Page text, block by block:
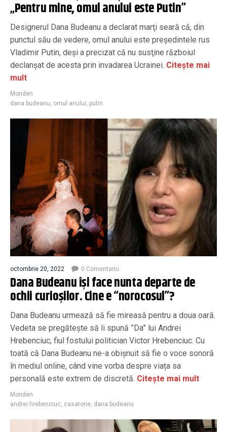
„Pentru mine, omul anului este Putin”
Designerul Dana Budeanu a declarat marţi seară că, din
punctul său de vedere, omul anului este preşedintele rus
Vladimir Putin, deşi a precizat că nu susţine războiul
declanşat de acesta prin invadarea Ucrainei. Citește mai
mult
Monden
dana budeanu, omul anului, putin
octombrie 20, 2022 0 Comentariu
Dana Budeanu își face nunta departe de
ochii curioșilor. Cine e “norocosul”?
Dana Budeanu urmează să fie mireasă pentru a doua oară.
Vedeta se pregătește să îi spună ”Da” lui Andrei
Hrebenciuc, fiul fostului politician Victor Hrebenciuc. Cu
toată că Dana Budeanu ne-a obișnuit să fie o voce sonoră
în mediul online, când vine vorba despre viața sa
personală este extrem de discretă. Citește mai mult
Monden
andrei hrebenciuc, casatorie, dana budeanu